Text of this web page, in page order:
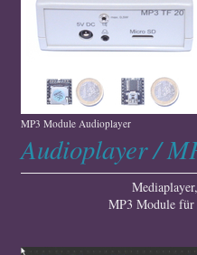
MP3 Module Audioplayer
Audioplayer /
MP3 Module für